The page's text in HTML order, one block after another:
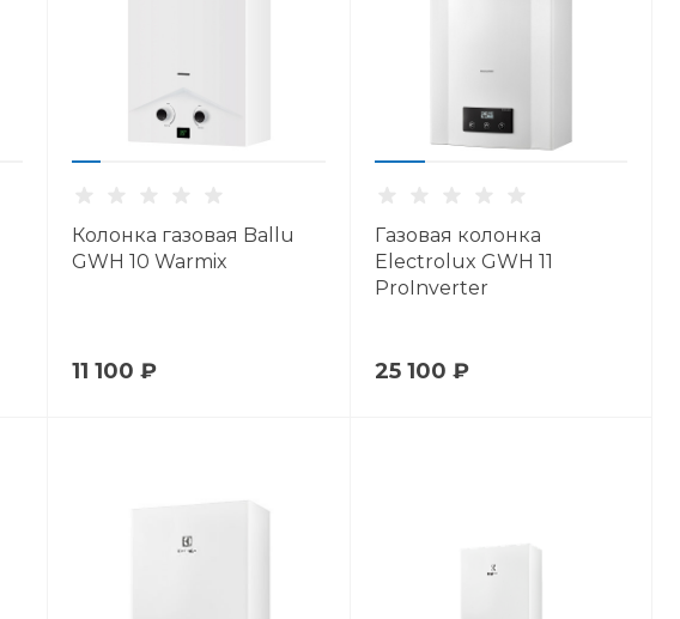
Колонка газовая Ballu
GWH 10 Warmix
11 100 ₽
Газовая колонка
Electrolux GWH 11
ProInverter
25 100 ₽